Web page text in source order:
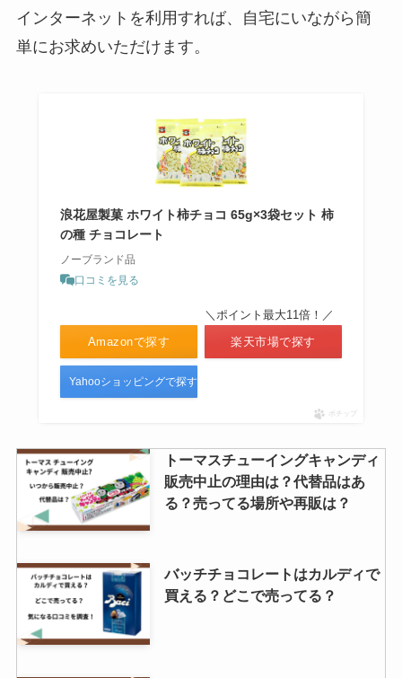
インターネットを利用すれば、自宅にいながら簡
単にお求めいただけます。
浪花屋製菓 ホワイト柿チョコ 65g×3袋セット 柿
の種 チョコレート
ノーブランド品
口コミを見る
Amazonで探す
＼ポイント最大11倍！／
楽天市場で探す
Yahooショッピングで探す
ポチップ
トーマスチューイングキャンディ
販売中止の理由は？代替品はあ
る？売ってる場所や再販は？
バッチチョコレートはカルディで
買える？どこで売ってる？